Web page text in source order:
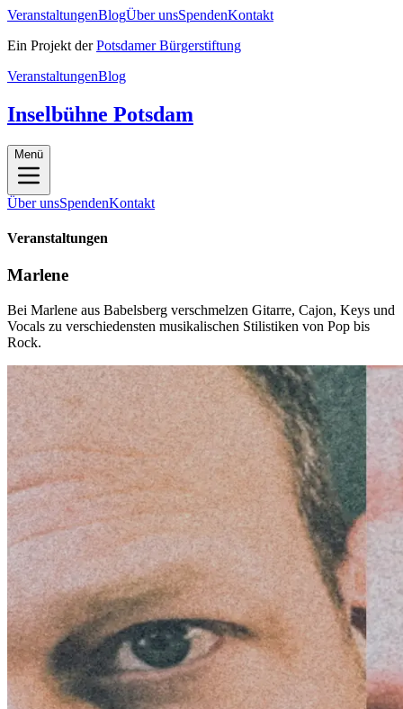
VeranstaltungenBlogÜber unsSpendenKontakt
Ein Projekt der Potsdamer Bürgerstiftung
VeranstaltungenBlog
Inselbühne Potsdam
Menü
Über unsSpendenKontakt
Veranstaltungen
Marlene
Bei Marlene aus Babelsberg verschmelzen Gitarre, Cajon, Keys und
Vocals zu verschiedensten musikalischen Stilistiken von Pop bis
Rock.